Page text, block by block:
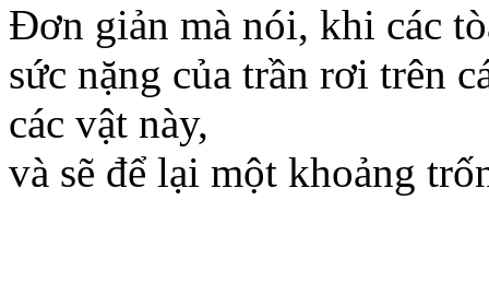
Đơn giản mà nói, khi các
sức nặng của trần rơi trên
các vật này,
và sẽ để lại một khoảng